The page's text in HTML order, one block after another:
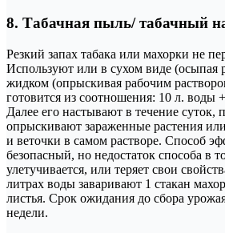
8. Табачная пыль/ табачный
Резкий запах табака или махорки не
Используют или в сухом виде (осыпая
жидком (опрыскивая рабочим
готовится из соотношения: 10 л. воды
Далее его настывают в течение суток,
опрыскивают зараженные растения
и веточки в самом растворе. Способ
безопасный, но недостаток способа в
улетучивается, или теряет свои
литрах воды заваривают 1 стакан
листья. Срок ожидания до сбора
недели.